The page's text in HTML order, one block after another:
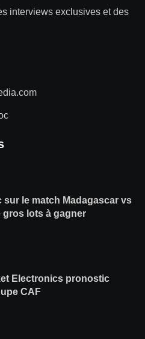
interviews exclusives et des
sur le match Madagascar vs
gros lots à gagner
Electronics pronostic
CAF